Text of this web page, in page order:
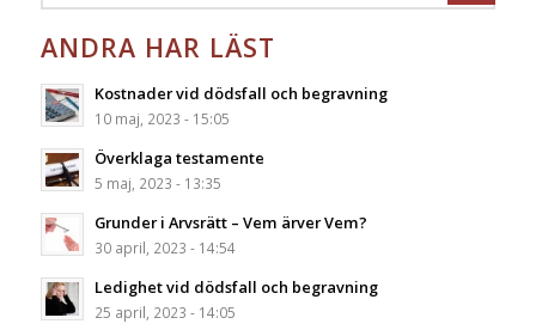
ANDRA HAR LÄST
Kostnader vid dödsfall och begravning
10 maj, 2023 - 15:05
Överklaga testamente
5 maj, 2023 - 13:35
Grunder i Arvsrätt – Vem ärver Vem?
30 april, 2023 - 14:54
Ledighet vid dödsfall och begravning
25 april, 2023 - 14:05